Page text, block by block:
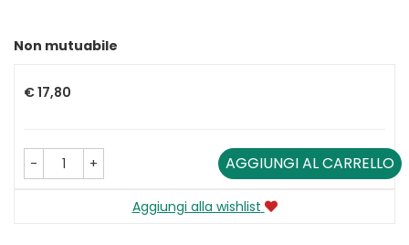
Non mutuabile
€ 17,80
- + AGGIUNGI AL CARRELLO
Aggiungi alla wishlist